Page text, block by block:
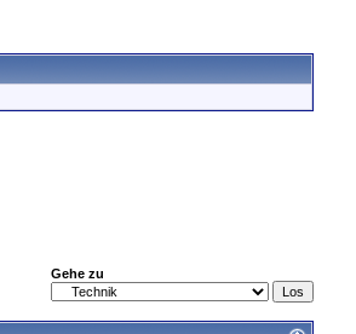
Gehe zu